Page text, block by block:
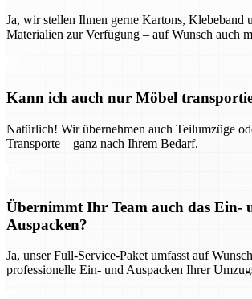
Ja, wir stellen Ihnen gerne Kartons, Klebeband
Materialien zur Verfügung – auf Wunsch auch
Kann ich auch nur Möbel
Natürlich! Wir übernehmen auch Teilumzüge
Transporte – ganz nach Ihrem Bedarf.
Übernimmt Ihr Team auch das Ein-
Auspacken?
Ja, unser Full-Service-Paket umfasst auf
professionelle Ein- und Auspacken Ihrer